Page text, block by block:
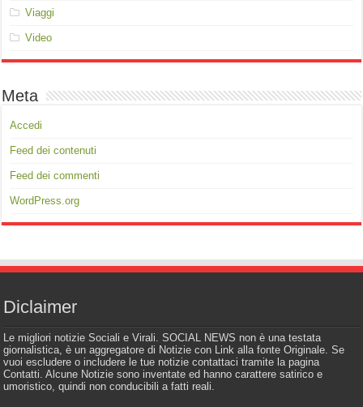
Viaggi
Video
Meta
Accedi
Feed dei contenuti
Feed dei commenti
WordPress.org
Diclaimer
Le migliori notizie Sociali e Virali. SOCIAL NEWS non è una testata
giornalistica, è un aggregatore di Notizie con Link alla fonte Originale. Se
vuoi escludere o includere le tue notizie contattaci tramite la pagina
Contatti. Alcune Notizie sono inventate ed hanno carattere satirico e
umoristico, quindi non conducibili a fatti reali.